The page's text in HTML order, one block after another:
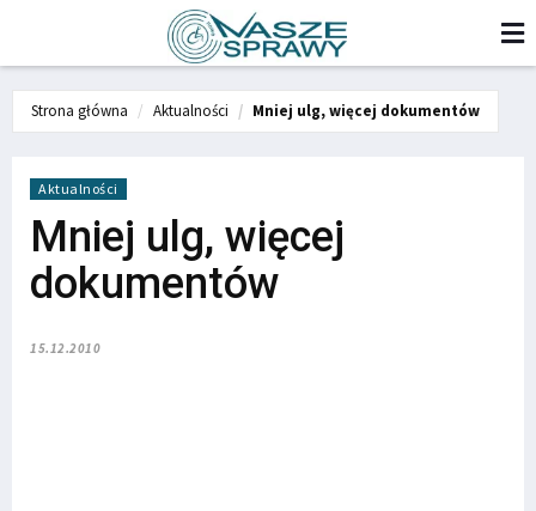
Strona główna Aktualności Mniej ulg, więcej dokumentów
Aktualności
Mniej ulg, więcej
dokumentów
15.12.2010